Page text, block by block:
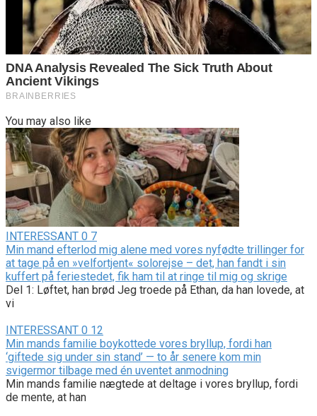
You may also like
INTERESSANT 0 7
Min mand efterlod mig alene med vores nyfødte trillinger for
at tage på en »velfortjent« solorejse – det, han fandt i sin
kuffert på feriestedet, fik ham til at ringe til mig og skrige
Del 1: Løftet, han brød Jeg troede på Ethan, da han lovede, at
vi
INTERESSANT 0 12
Min mands familie boykottede vores bryllup, fordi han
‘giftede sig under sin stand’ — to år senere kom min
svigermor tilbage med én uventet anmodning
Min mands familie nægtede at deltage i vores bryllup, fordi
de mente, at han